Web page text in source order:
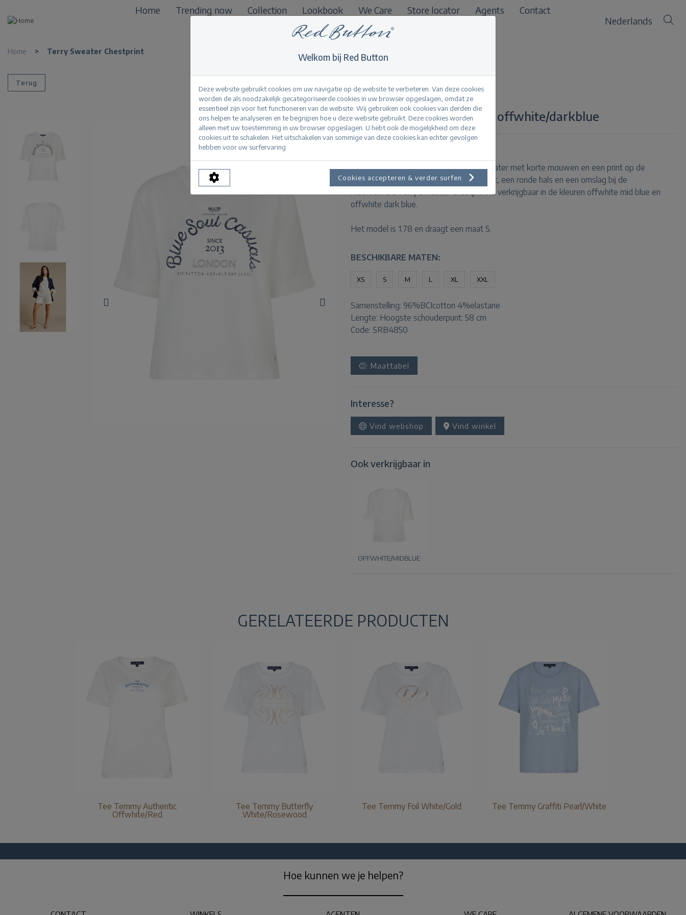
Home Trending now Collection Lookbook We Care Store locator Agents
Contact
B2B
Nederlands
Home > Terry Sweater Chestprint
Terug
Terry Sweater Chestprint offwhite/darkblue
De Terry Sweater Chestprint is een sweater met korte mouwen en een print op de
borst. Deze sweater heeft een regular fit, een ronde hals en een omslag bij de
mouwen. De Terry Sweater Chestprint is verkrijgbaar in de kleuren offwhite mid blue en
offwhite dark blue.
Het model is 1.78 en draagt een maat S.
BESCHIKBARE MATEN:
XS S M L XL XXL
Samenstelling: 96%BCIcotton 4%elastane
Lengte: Hoogste schouderpunt: 58 cm
Code: SRB4850
Maattabel
Interesse?
Vind webshop Vind winkel
Ook verkrijgbaar in
OFFWHITE/MIDBLUE
GERELATEERDE PRODUCTEN
Tee Temmy Authentic
Offwhite/Red
Tee Temmy Butterfly
White/Rosewood
Tee Temmy Foil White/Gold Tee Temmy Graffiti Pearl/White
Welkom bij Red Button
Deze website gebruikt cookies om uw navigatie op de website te verbeteren. Van deze cookies
worden de als noodzakelijk gecategoriseerde cookies in uw browser opgeslagen, omdat ze
essentieel zijn voor het functioneren van de website. Wij gebruiken ook cookies van derden die
ons helpen te analyseren en te begrijpen hoe u deze website gebruikt. Deze cookies worden
alleen met uw toestemming in uw browser opgeslagen. U hebt ook de mogelijkheid om deze
cookies uit te schakelen. Het uitschakelen van sommige van deze cookies kan echter gevolgen
hebben voor uw surfervaring.
Cookies accepteren & verder surfen
Hoe kunnen we je helpen?